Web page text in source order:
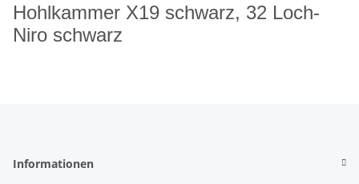
Hohlkammer X19 schwarz, 32 Loch-
Niro schwarz
Informationen